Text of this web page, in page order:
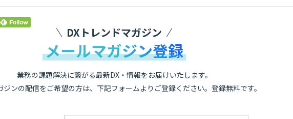
DXトレンドマガジン
メールマガジン登録
業務の課題解決に繋がる最新DX・情報をお届けいたします。
ジンの配信をご希望の方は、下記フォームよりご登録ください。登録無料です。